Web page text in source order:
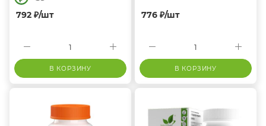
792 ₽/шт
В КОРЗИНУ
776 ₽/шт
В КОРЗИНУ